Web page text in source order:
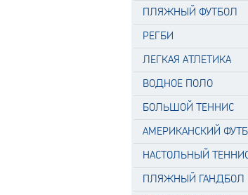
ПЛЯЖНЫЙ ФУТБОЛ
РЕГБИ
ЛЕГКАЯ АТЛЕТИКА
ВОДНОЕ ПОЛО
БОЛЬШОЙ ТЕННИС
АМЕРИКАНСКИЙ
НАСТОЛЬНЫЙ
ПЛЯЖНЫЙ ГАНДБОЛ